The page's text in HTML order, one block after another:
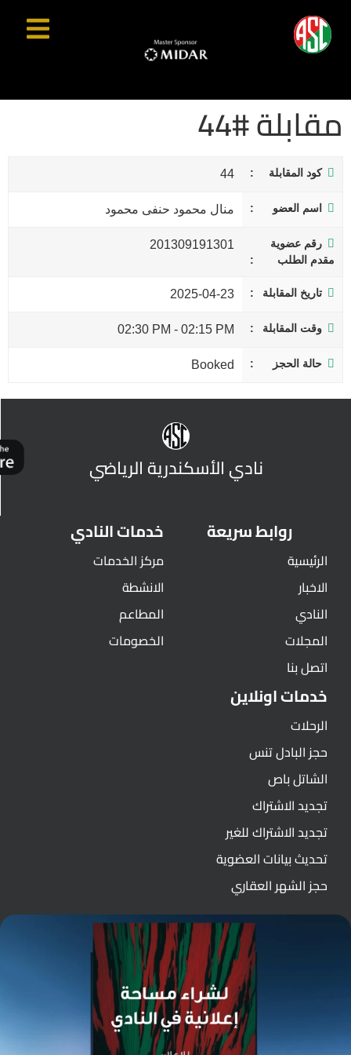
مقابلة #44
كود المقابلة 44
اسم العضو منال محمود حنفى محمود
رقم عضوية
مقدم الطلب
201309191301
تاريخ المقابلة 2025-04-23
وقت المقابلة 02:15 PM
-
02:30 PM
حالة الحجز Booked
نادي الأسكندرية الرياضي
روابط سريعة
الرئيسية
الاخبار
النادي
المجلات
اتصل بنا
خدمات النادي
مركز الخدمات
الانشطة
المطاعم
الخصومات
خدمات اونلاين
الرحلات
حجز البادل تنس
الشاتل باص
تجديد الاشتراك
تجديد الاشتراك للغير
تحديث بيانات العضوية
حجز الشهر العقاري